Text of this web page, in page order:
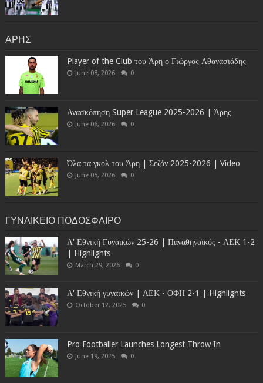
ΑΡΗΣ
Player of the Club του Άρη ο Γιώργος Αθανασιάδης
June 08, 2026 0
Ανασκόπηση Super League 2025-2026 | Άρης
June 06, 2026 0
Όλα τα γκολ του Άρη | Σεζόν 2025-2026 | Video
June 05, 2026 0
ΓΥΝΑΙΚΕΙΟ ΠΟΔΟΣΦΑΙΡΟ
Α' Εθνική Γυναικών 25-26 | Παναθηναϊκός - ΑΕΚ 1-2
| Highlights
March 29, 2026 0
Α' Εθνική γυναικών | ΑΕΚ - ΟΦΗ 2-1 | Highlights
October 12, 2025 0
Pro Footballer Launches Longest Throw In
June 19, 2025 0